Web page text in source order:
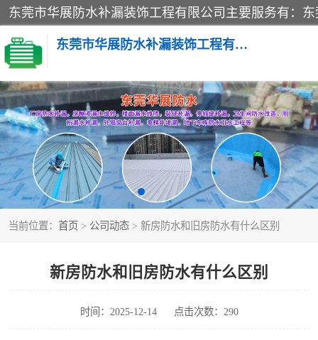
东莞市华展防水补漏装饰工程有限公司
当前位置： 首页 > 公司动态 > 新房防水和旧房防水有什么区别
新房防水和旧房防水有什么区别
时间：2025-12-14 点击次数：290
楼面防水补漏
阳台卫生间防水补漏
金属房搭建及补漏